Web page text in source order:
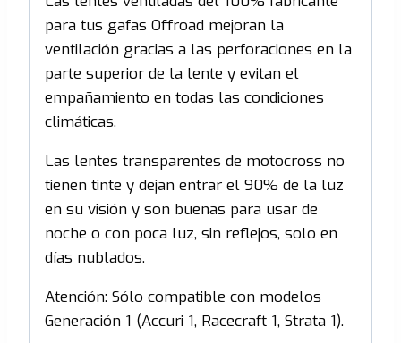
para tus gafas Offroad mejoran la
ventilación gracias a las perforaciones en la
parte superior de la lente y evitan el
empañamiento en todas las condiciones
climáticas.
Las lentes transparentes de motocross no
tienen tinte y dejan entrar el 90% de la luz
en su visión y son buenas para usar de
noche o con poca luz, sin reflejos, solo en
días nublados.
Atención: Sólo compatible con modelos
Generación 1 (Accuri 1, Racecraft 1, Strata 1).